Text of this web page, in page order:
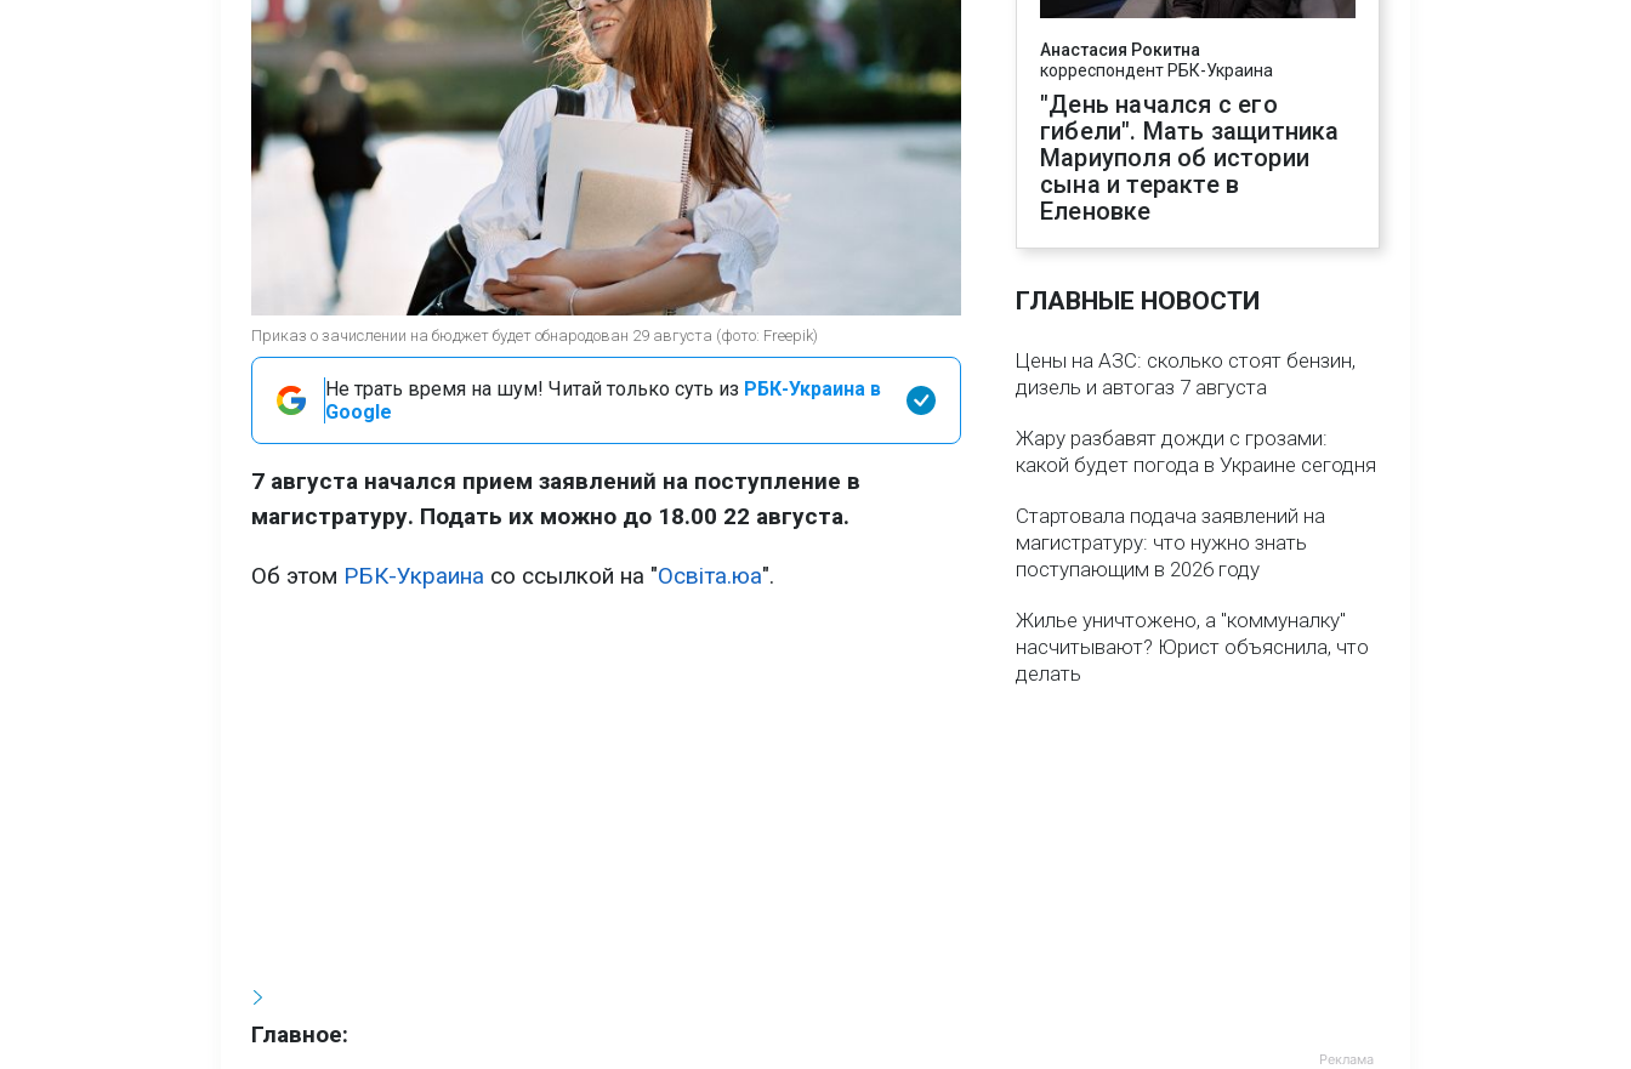
Приказ о зачислении на бюджет будет обнародован 29 августа (фото: Freepik)
Не трать время на шум! Читай только суть из РБК-Украина в
Google
7 августа начался прием заявлений на поступление в
магистратуру. Подать их можно до 18.00 22 августа.
Об этом РБК-Украина со ссылкой на "Освіта.юа".
Главное:
Анастасия Рокитна
корреспондент РБК-Украина
"День начался с его
гибели". Мать защитника
Мариуполя об истории
сына и теракте в
Еленовке
ГЛАВНЫЕ НОВОСТИ
Цены на АЗС: сколько стоят бензин,
дизель и автогаз 7 августа
Жару разбавят дожди с грозами:
какой будет погода в Украине сегодня
Стартовала подача заявлений на
магистратуру: что нужно знать
поступающим в 2026 году
Жилье уничтожено, а "коммуналку"
насчитывают? Юрист объяснила, что
делать